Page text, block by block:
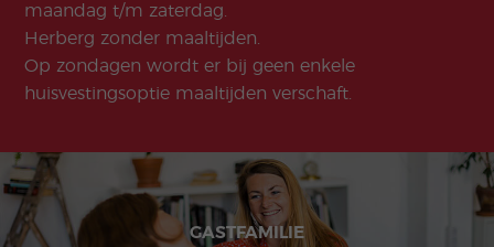
maandag t/m zaterdag.
Herberg zonder maaltijden.
Op zondagen wordt er bij geen enkele
huisvestingsoptie maaltijden verschaft.
GASTFAMILIE